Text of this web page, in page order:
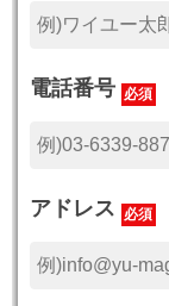
電話番号 必須
アドレス 必須